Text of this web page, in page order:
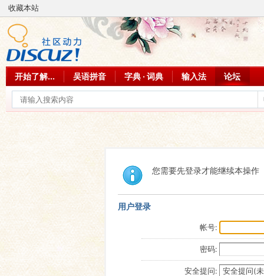
收藏本站
开始了解... 吴语拼音 字典 · 词典 输入法 论坛
您需要先登录才能继续本操作
用户登录
帐号:
密码:
安全提问: